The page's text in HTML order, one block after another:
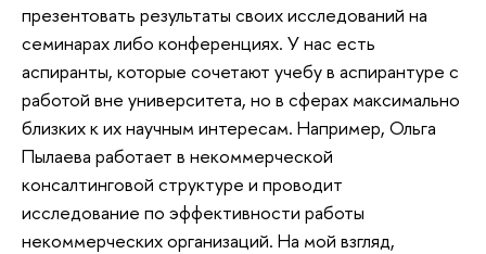
презентовать результаты своих исследований на
семинарах либо конференциях. У нас есть
аспиранты, которые сочетают учебу в аспирантуре с
работой вне университета, но в сферах максимально
близких к их научным интересам. Например, Ольга
Пылаева работает в некоммерческой
консалтинговой структуре и проводит
исследование по эффективности работы
некоммерческих организаций. На мой взгляд,